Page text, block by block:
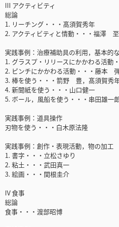
III アクティビティ
総論
1. リーチング・・・髙須賀秀年
2. アクティビティと情動・・・福澤 至
実践事例：治療補助具の利用，基本的
1. グラスプ・リリースにかかわる活動
2. ピンチにかかわる活動・・・藤本
3. 棒を使う・・・箭野 豊，髙須賀秀
4. 新聞紙を使う・・・山口健一
5. ボール，風船を使う・・・串田雄一
実践事例：道具操作
刃物を使う・・・白木原法隆
実践事例：創作・表現活動，物の加工
1. 書字・・・立松さゆり
2. 粘土・・・武田真一
3. 絵画・・・関根圭介
IV 食事
総論
食事・・・渡部昭博